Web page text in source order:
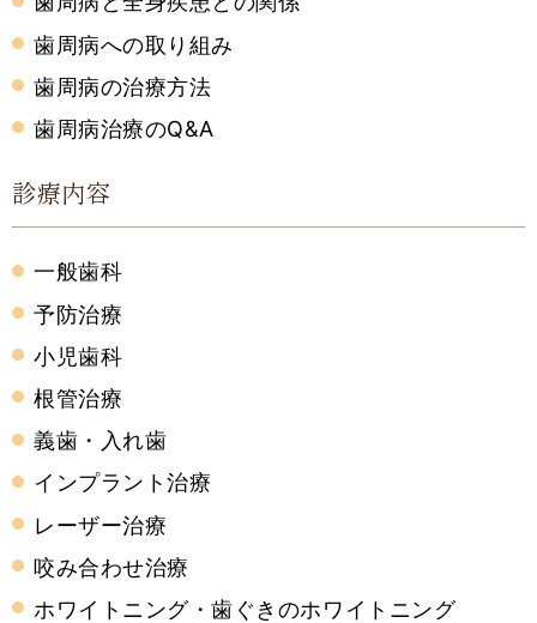
歯周病への取り組み
歯周病の治療方法
歯周病治療のQ&A
診療内容
一般歯科
予防治療
小児歯科
根管治療
義歯・入れ歯
インプラント治療
レーザー治療
咬み合わせ治療
ホワイトニング・歯ぐきのホワイトニング